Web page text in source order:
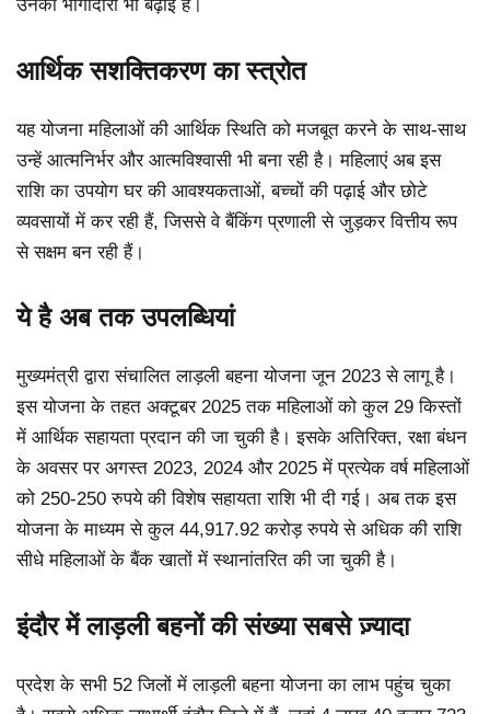
उनकी भागीदारी भी बढ़ाई है।
आर्थिक सशक्तिकरण का स्त्रोत
यह योजना महिलाओं की आर्थिक स्थिति को मजबूत करने के साथ-साथ
उन्हें आत्मनिर्भर और आत्मविश्वासी भी बना रही है। महिलाएं अब इस
राशि का उपयोग घर की आवश्यकताओं, बच्चों की पढ़ाई और छोटे
व्यवसायों में कर रही हैं, जिससे वे बैंकिंग प्रणाली से जुड़कर वित्तीय रूप
से सक्षम बन रही हैं।
ये है अब तक उपलब्धियां
मुख्यमंत्री द्वारा संचालित लाड़ली बहना योजना जून 2023 से लागू है।
इस योजना के तहत अक्टूबर 2025 तक महिलाओं को कुल 29 किस्तों
में आर्थिक सहायता प्रदान की जा चुकी है। इसके अतिरिक्त, रक्षा बंधन
के अवसर पर अगस्त 2023, 2024 और 2025 में प्रत्येक वर्ष महिलाओं
को 250-250 रुपये की विशेष सहायता राशि भी दी गई। अब तक इस
योजना के माध्यम से कुल 44,917.92 करोड़ रुपये से अधिक की राशि
सीधे महिलाओं के बैंक खातों में स्थानांतरित की जा चुकी है।
इंदौर में लाड़ली बहनों की संख्या सबसे ज़्यादा
प्रदेश के सभी 52 जिलों में लाड़ली बहना योजना का लाभ पहुंच चुका